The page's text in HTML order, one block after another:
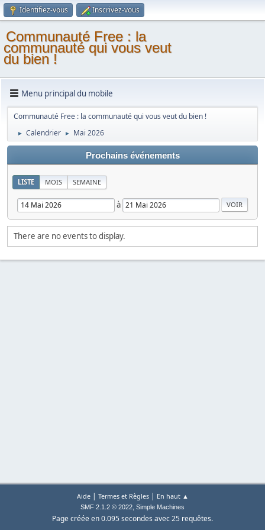
Identifiez-vous Inscrivez-vous
Communauté Free : la
communauté qui vous veut
du bien !
Menu principal du mobile
Communauté Free : la communauté qui vous veut du bien !
► Calendrier ► Mai 2026
Prochains événements
LISTE MOIS SEMAINE
à
There are no events to display.
Aide| Termes et Règles| En haut ▲
SMF 2.1.2 © 2022, Simple Machines
Page créée en 0.095 secondes avec 25 requêtes.